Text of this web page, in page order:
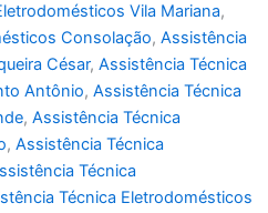
Vila Mariana,
Consolação, Assistência
César, Assistência Técnica
Antônio, Assistência Técnica
, Assistência Técnica
, Assistência Técnica
Técnica
Técnica Eletrodomésticos